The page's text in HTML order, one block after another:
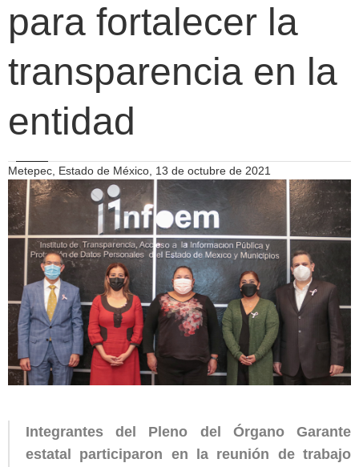
para fortalecer la
transparencia en la
entidad
Metepec, Estado de México, 13 de octubre de 2021
Integrantes del Pleno del Órgano Garante
estatal participaron en la reunión de trabajo